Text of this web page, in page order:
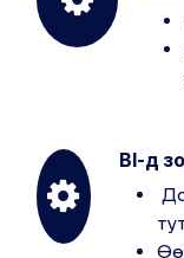
BI-д